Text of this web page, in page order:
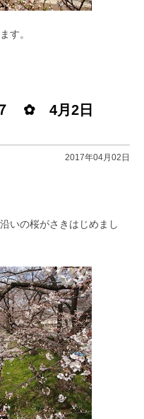
す。
✿ 4月2日
2017年04月02日
いの桜がさきはじめまし